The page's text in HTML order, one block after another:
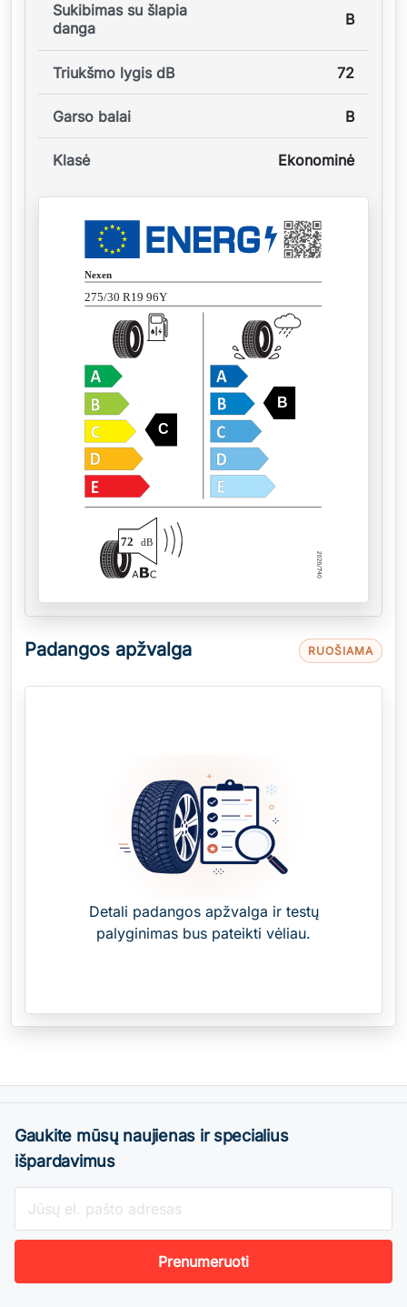
Sukibimas su šlapia
danga
B
Triukšmo lygis dB 72
Garso balai B
Klasė Ekonominė
Nexen
275/30 R19 96Y
C
B
72 dB
Padangos apžvalga RUOŠIAMA
Detali padangos apžvalga ir testų
palyginimas bus pateikti vėliau.
Gaukite mūsų naujienas ir specialius
išpardavimus